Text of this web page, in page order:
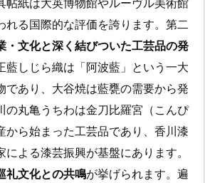
れる国際的な評価を誇ります。第二
・文化と深く結びついた工芸品の発
藍しじら織は「阿波藍」という一大
であり、大谷焼は藍甕の需要から発
の丸亀うちわは金刀比羅宮（こんぴ
から始まった工芸品であり、香川漆
よる漆芸振興が基盤にあります。
礼文化との共鳴が挙げられます。遍